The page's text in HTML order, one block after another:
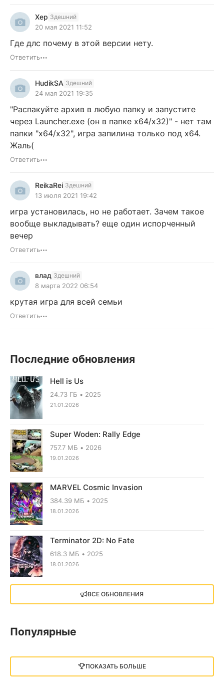
Хер Здешний
20 мая 2021 11:52
Где длс почему в этой версии нету.
Ответить
HudikSA Здешний
24 мая 2021 19:35
"Распакуйте архив в любую папку и запустите
через Launcher.exe (он в папке x64/x32)" - нет там
папки "x64/x32", игра запилина только под х64.
Жаль(
Ответить
ReikaRei Здешний
13 июля 2021 19:42
игра установилась, но не работает. Зачем такое
вообще выкладывать? еще один испорченный
вечер
Ответить
влад Здешний
8 марта 2022 06:54
крутая игра для всей семьи
Ответить
Последние обновления
Hell is Us
24.73 ГБ 2025
21.01.2026
Super Woden: Rally Edge
757.7 МБ 2026
19.01.2026
MARVEL Cosmic Invasion
384.39 МБ 2025
18.01.2026
Terminator 2D: No Fate
618.3 МБ 2025
18.01.2026
X4: Foundations (2018)
13.73 GB 2018
13 ГБ 2025
ВСЕ ОБНОВЛЕНИЯ
Популярные
ПОКАЗАТЬ БОЛЬШЕ